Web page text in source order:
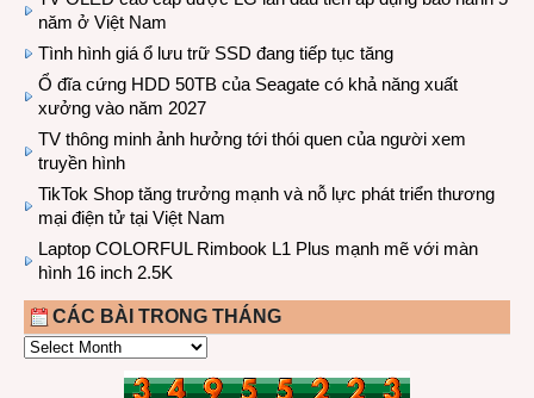
năm ở Việt Nam
Tình hình giá ổ lưu trữ SSD đang tiếp tục tăng
Ổ đĩa cứng HDD 50TB của Seagate có khả năng xuất
xưởng vào năm 2027
TV thông minh ảnh hưởng tới thói quen của người xem
truyền hình
TikTok Shop tăng trưởng mạnh và nỗ lực phát triển thương
mại điện tử tại Việt Nam
Laptop COLORFUL Rimbook L1 Plus mạnh mẽ với màn
hình 16 inch 2.5K
CÁC BÀI TRONG THÁNG
CÁC